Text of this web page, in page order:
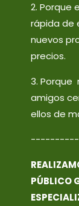
2. Porque
rápida de
nuevos
precios.
3. Porque
amigos
ellos de
PÚBLICO